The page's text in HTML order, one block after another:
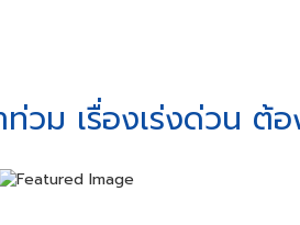
วม เรื่องเร่งด่วน ต้